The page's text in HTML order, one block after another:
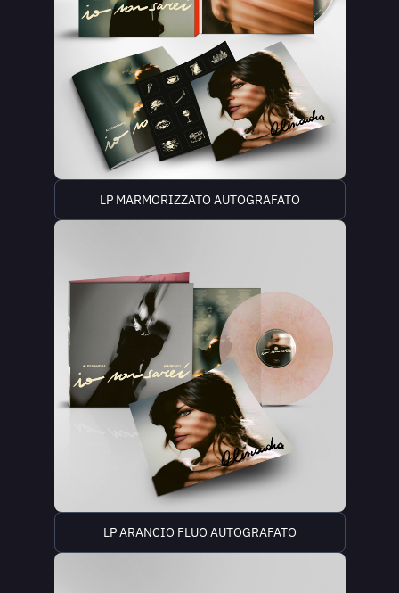
LP MARMORIZZATO AUTOGRAFATO
LP ARANCIO FLUO AUTOGRAFATO